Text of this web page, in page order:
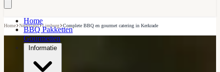
Home
BBQ Pakketten
Gourmetten
Informatie
Home›Nederland›Limburg›Complete BBQ en gourmet catering in Kerkrade